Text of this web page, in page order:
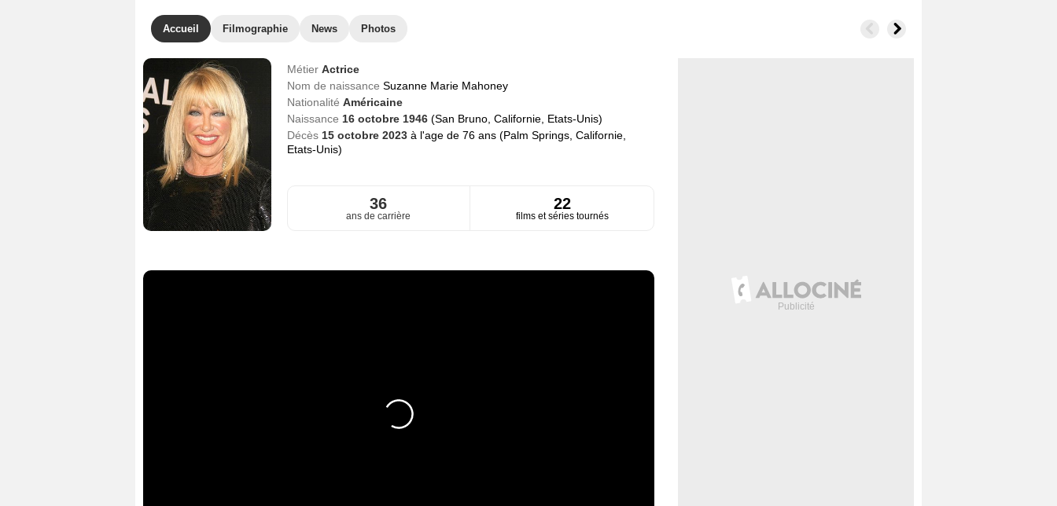
Accueil Filmographie News Photos
Métier Actrice
Nom de naissance Suzanne Marie Mahoney
Nationalité Américaine
Naissance 16 octobre 1946 (San Bruno, Californie, Etats-Unis)
Décès 15 octobre 2023 à l'age de 76 ans (Palm Springs, Californie,
Etats-Unis)
36
ans de carrière
22
films et séries tournés